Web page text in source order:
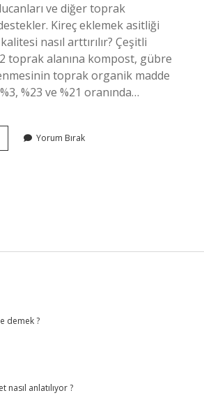
ve diğer toprak
Kireç eklemek asitliği
nasıl arttırılır? Çeşitli
toprak alanına kompost, gübre
toprak organik madde
%23 ve %21 oranında…
Yorum Bırak
demek ?
nasıl anlatılıyor ?